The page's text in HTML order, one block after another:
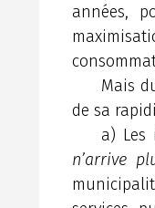
années,
Mais
de sa
a) Les
n’arrive